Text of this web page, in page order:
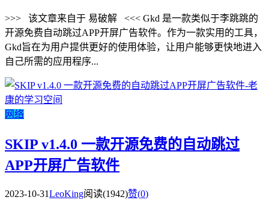
>>> 该文章来自于 易破解 <<< Gkd 是一款类似于李跳跳的
开源免费自动跳过APP开屏广告软件。作为一款实用的工具，
Gkd旨在为用户提供更好的使用体验，让用户能够更快地进入
自己所需的应用程序...
网络
SKIP v1.4.0 一款开源免费的自动跳过
APP开屏广告软件
2023-10-31LeoKing阅读(1942)赞(0)